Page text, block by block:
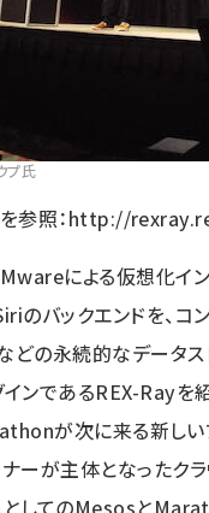
プ氏
参照：http://
による仮想化イ
のバックエンドを、コ
どの永続的なデータ
インであるREX-Ray
が次に来る新しい
ーが主体となったク
としてのMesosと